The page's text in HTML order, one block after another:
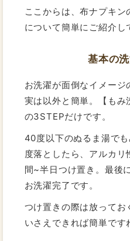
ここからは、布ナプキ
について簡単にご紹介し
基本の
お洗濯が面倒なイメージ
実は以外と簡単。【も
の3STEPだけです。
40度以下のぬるま湯で
度落としたら、アルカ
間~半日つけ置き。最後
お洗濯完了です。
つけ置きの際は放って
いさえできれば簡単です